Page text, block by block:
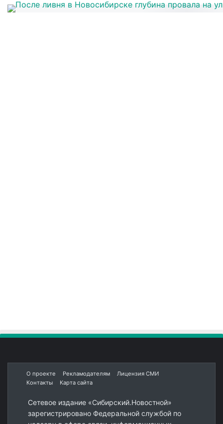
О проекте Рекламодателям
Лицензия СМИ
Контакты
Карта сайта
Сетевое издание «Сибирский.Новостной»
зарегистрировано Федеральной службой по